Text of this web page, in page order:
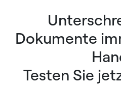
Dokumente
Testen Sie